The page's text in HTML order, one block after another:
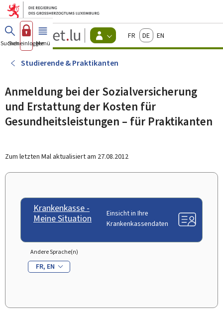
Zum Hauptmenü
Zum Inhalt
Guichet.lu
Changer
d'espace
Menu
actif
FrançaisDeutschEnglish
Suchen
Sich einloggen
Menü Haupt-
Studierende & Praktikanten
Anmeldung bei der Sozialversicherung
und Erstattung der Kosten für
Gesundheitsleistungen – für Praktikanten
Zum letzten Mal aktualisiert am 27.08.2012
Krankenkasse -
Meine Situation
Einsicht in Ihre
Krankenkassendaten
Andere Sprache(n)
FR EN